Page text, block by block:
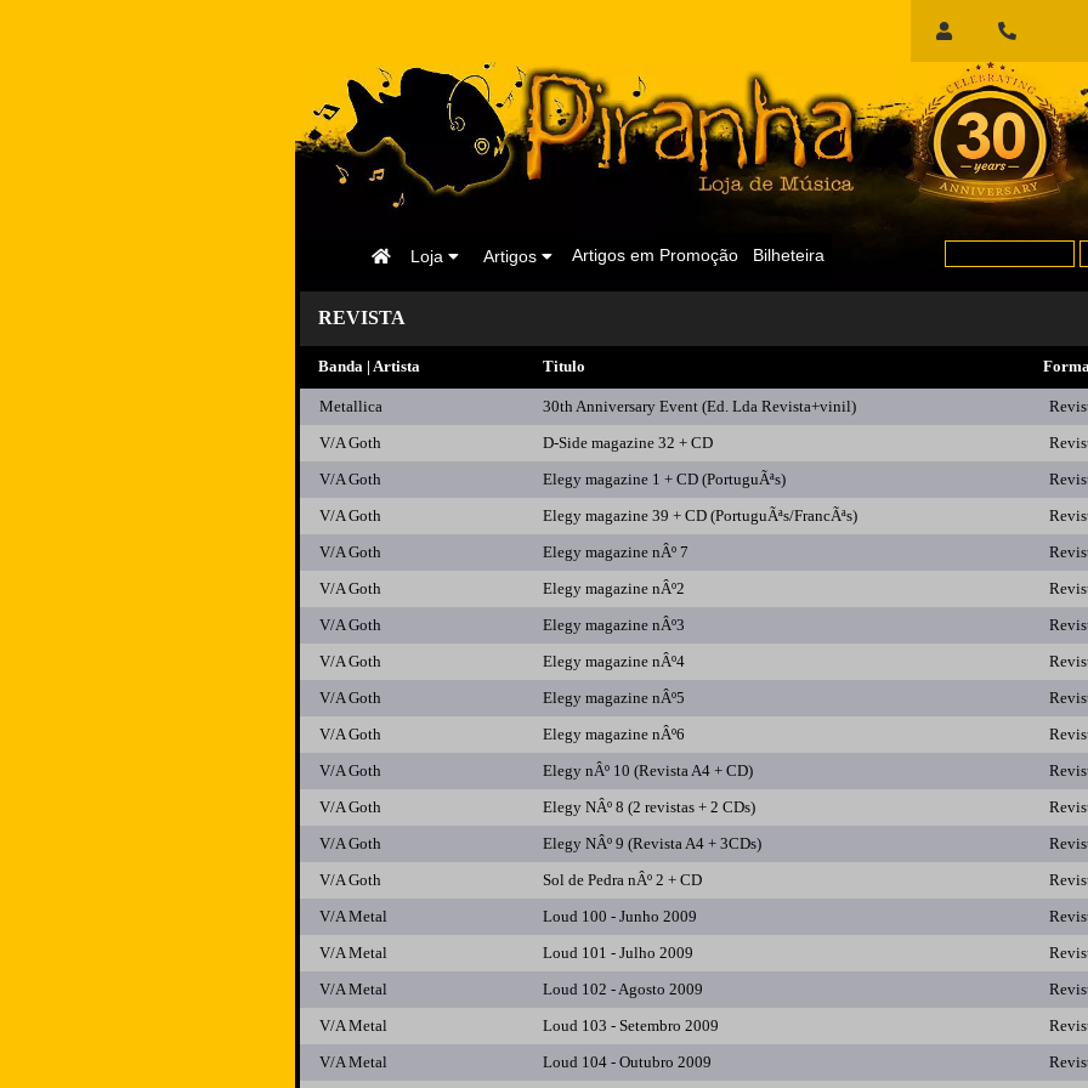
Início
Sessão
Bilheteira
Artigos em Promoção
Artigos
Loja
Página
REVISTA
Banda | Artista Titulo
Metallica 30th Anniversary Event (Ed. Lda Revista+vinil)
V/A Goth
D-Side magazine 32 + CD
V/A Goth
Elegy magazine 1 + CD (PortuguÃªs)
V/A Goth
Elegy magazine 39 + CD (PortuguÃªs/FrancÃªs)
V/A Goth
Elegy magazine nÂº 7
V/A Goth
Elegy magazine nÂº2
V/A Goth
Elegy magazine nÂº3
V/A Goth
Elegy magazine nÂº4
V/A Goth
Elegy magazine nÂº5
V/A Goth
Elegy magazine nÂº6
V/A Goth
Elegy nÂº 10 (Revista A4 + CD)
V/A Goth
Elegy NÂº 8 (2 revistas + 2 CDs)
V/A Goth
Elegy NÂº 9 (Revista A4 + 3CDs)
V/A Goth
Sol de Pedra nÂº 2 + CD
V/A Metal
Loud 100 - Junho 2009
V/A Metal
Loud 101 - Julho 2009
V/A Metal
Loud 102 - Agosto 2009
V/A Metal
Loud 103 - Setembro 2009
V/A Metal
Loud 104 - Outubro 2009